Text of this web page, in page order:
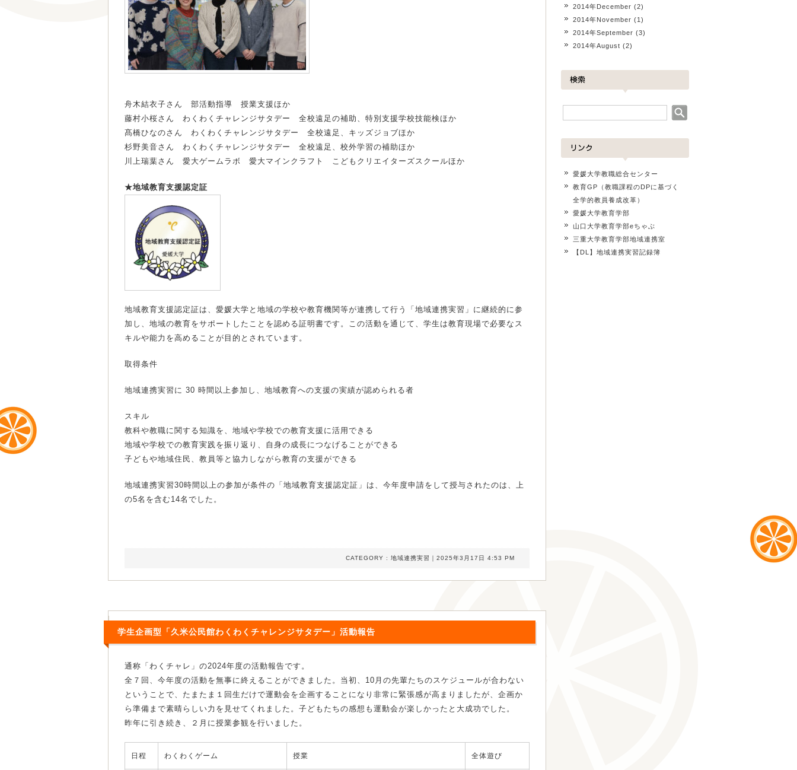
舟木結衣子さん 部活動指導 授業支援ほか
藤村小桜さん わくわくチャレンジサタデー 全校遠足の補助、特別支援学校技能検ほか
髙橋ひなのさん わくわくチャレンジサタデー 全校遠足、キッズジョブほか
杉野美音さん わくわくチャレンジサタデー 全校遠足、校外学習の補助ほか
川上瑞葉さん 愛大ゲームラボ 愛大マインクラフト こどもクリエイターズスクールほか
★地域教育支援認定証
地域教育支援認定証は、愛媛大学と地域の学校や教育機関等が連携して行う「地域連携実習」に継続的に参
加し、地域の教育をサポートしたことを認める証明書です。この活動を通じて、学生は教育現場で必要なス
キルや能力を高めることが目的とされています。
取得条件
地域連携実習に 30 時間以上参加し、地域教育への支援の実績が認められる者
スキル
教科や教職に関する知識を、地域や学校での教育支援に活用できる
地域や学校での教育実践を振り返り、自身の成長につなげることができる
子どもや地域住民、教員等と協力しながら教育の支援ができる
地域連携実習30時間以上の参加が条件の「地域教育支援認定証」は、今年度申請をして授与されたのは、上
の5名を含む14名でした。
CATEGORY : 地域連携実習 ｜2025年3月17日 4:53 PM
学生企画型「久米公民館わくわくチャレンジサタデー」活動報告
通称「わくチャレ」の2024年度の活動報告です。
全７回、今年度の活動を無事に終えることができました。当初、10月の先輩たちのスケジュールが合わない
ということで、たまたま１回生だけで運動会を企画することになり非常に緊張感が高まりましたが、企画か
ら準備まで素晴らしい力を見せてくれました。子どもたちの感想も運動会が楽しかったと大成功でした。
昨年に引き続き、２月に授業参観を行いました。
日程 わくわくゲーム 授業 全体遊び
2014年December (2)
2014年November (1)
2014年September (3)
2014年August (2)
愛媛大学教職総合センター
教育GP（教職課程のDPに基づく
全学的教員養成改革）
愛媛大学教育学部
山口大学教育学部eちゃぶ
三重大学教育学部地域連携室
【DL】地域連携実習記録簿